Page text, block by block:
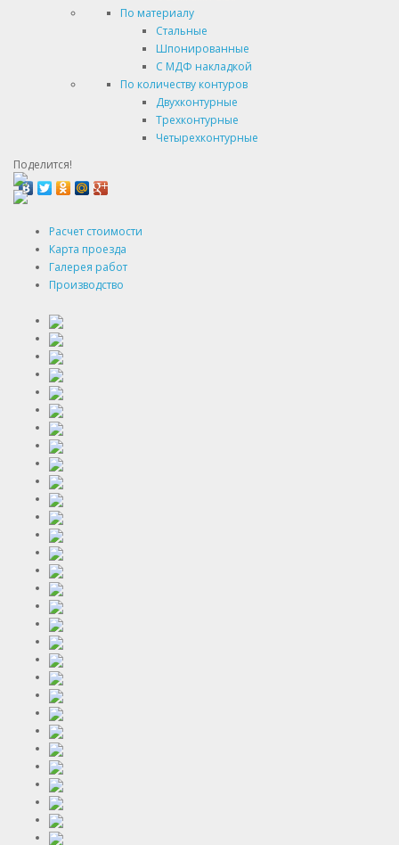
По материалу
Стальные
Шпонированные
С МДФ накладкой
По количеству контуров
Двухконтурные
Трехконтурные
Четырехконтурные
Поделится!
Расчет стоимости
Карта проезда
Галерея работ
Производство